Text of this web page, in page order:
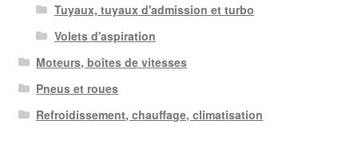
Tuyaux, tuyaux d'admission et turbo
Volets d'aspiration
Moteurs, boîtes de vitesses
Pneus et roues
Refroidissement, chauffage, climatisation